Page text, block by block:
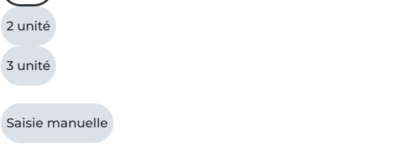
2 unité
3 unité
Saisie manuelle